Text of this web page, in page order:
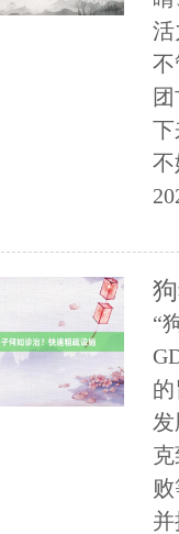
活
不
下
不
“